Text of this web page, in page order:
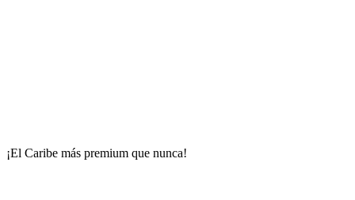
¡El Caribe más premium que nunca!